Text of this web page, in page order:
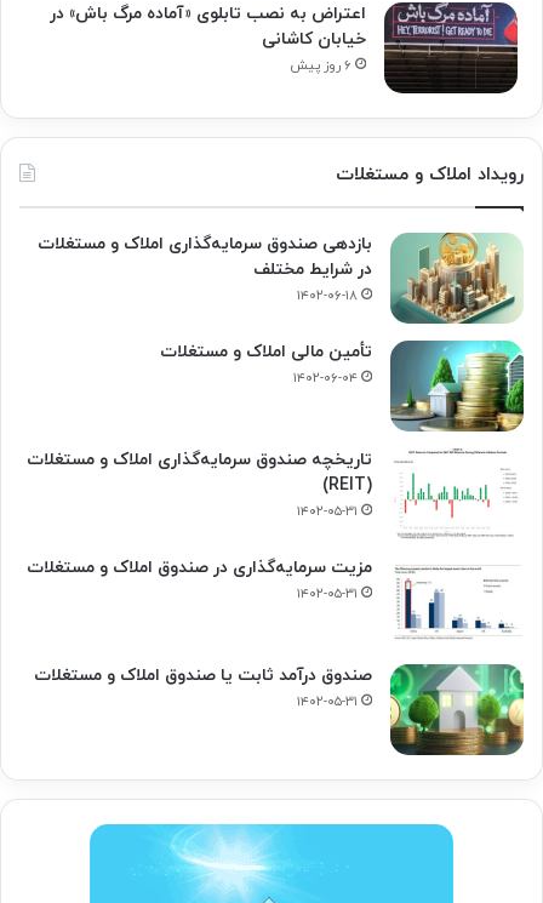
اعتراض به نصب تابلوی «آماده مرگ باش» در
خیابان کاشانی
۶ روز پیش
رویداد املاک و مستغلات
بازدهی صندوق سرمایه‌گذاری املاک و مستغلات
در شرایط مختلف
۱۴۰۲-۰۶-۱۸
تأمین مالی املاک و مستغلات
۱۴۰۲-۰۶-۰۴
تاریخچه صندوق سرمایه‌گذاری املاک و مستغلات
(REIT)
۱۴۰۲-۰۵-۳۱
مزیت سرمایه‌گذاری در صندوق املاک و مستغلات
۱۴۰۲-۰۵-۳۱
صندوق درآمد ثابت یا صندوق املاک و مستغلات
۱۴۰۲-۰۵-۳۱